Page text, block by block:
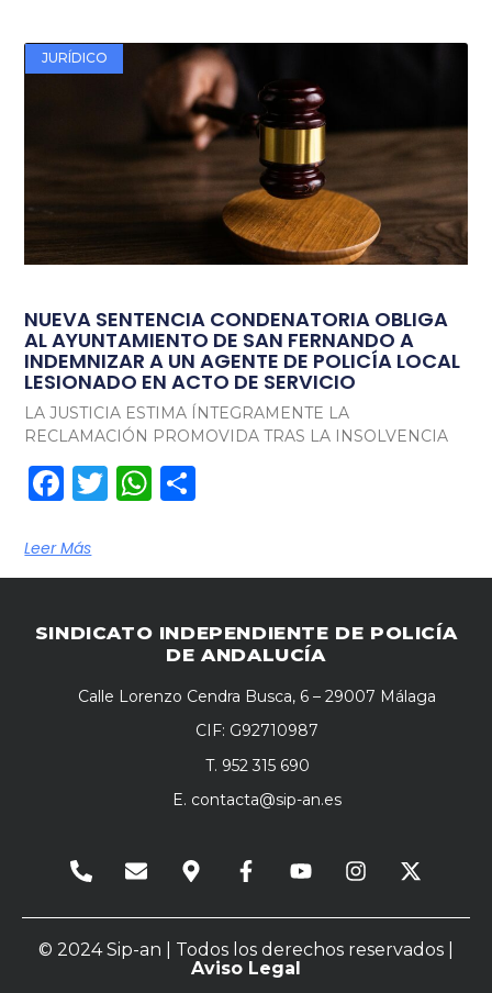
JURÍDICO
NUEVA SENTENCIA CONDENATORIA OBLIGA
AL AYUNTAMIENTO DE SAN FERNANDO A
INDEMNIZAR A UN AGENTE DE POLICÍA LOCAL
LESIONADO EN ACTO DE SERVICIO
LA JUSTICIA ESTIMA ÍNTEGRAMENTE LA
RECLAMACIÓN PROMOVIDA TRAS LA INSOLVENCIA
Facebook
TwitterWhatsApp
Leer Más
SINDICATO INDEPENDIENTE DE POLICÍA
DE ANDALUCÍA
Calle Lorenzo Cendra Busca, 6 – 29007 Málaga
CIF: G92710987
T. 952 315 690
E. contacta@sip-an.es
© 2024 Sip-an | Todos los derechos reservados |
Aviso Legal